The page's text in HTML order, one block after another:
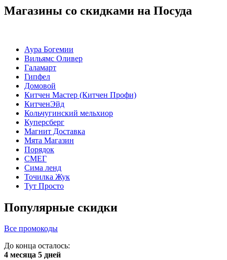
Магазины со скидками на Посуда
Аура Богемии
Вильямс Оливер
Галамарт
Гипфел
Домовой
Китчен Мастер (Китчен Профи)
КитченЭйд
Кольчугинский мельхиор
Куперсберг
Магнит Доставка
Мята Магазин
Порядок
СМЕГ
Сима ленд
Точилка Жук
Тут Просто
Популярные скидки
Все промокоды
До конца осталось:
4 месяца 5 дней